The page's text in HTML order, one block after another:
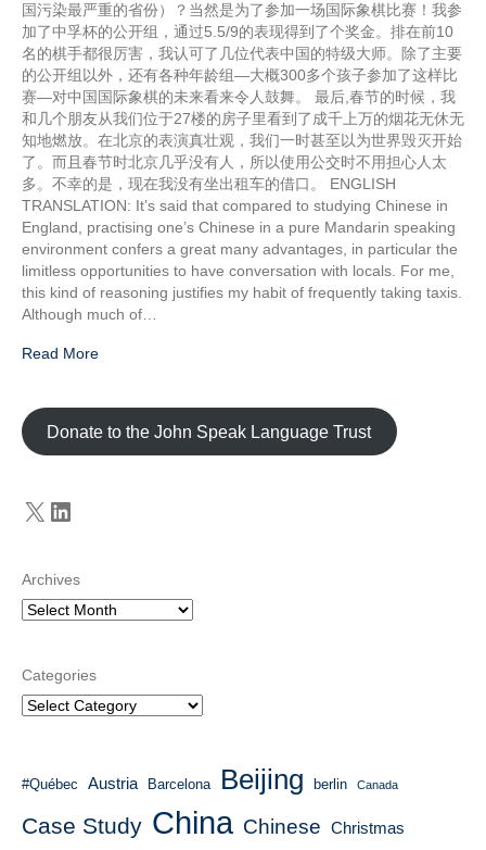
国污染最严重的省份）？当然是为了参加一场国际象棋比赛！我参
加了中孚杯的公开组，通过5.5/9的表现得到了个奖金。排在前10
名的棋手都很厉害，我认可了几位代表中国的特级大师。除了主要
的公开组以外，还有各种年龄组—大概300多个孩子参加了这样比
赛—对中国国际象棋的未来看来令人鼓舞。 最后,春节的时候，我
和几个朋友从我们位于27楼的房子里看到了成千上万的烟花无休无
知地燃放。在北京的表演真壮观，我们一时甚至以为世界毁灭开始
了。而且春节时北京几乎没有人，所以使用公交时不用担心人太
多。不幸的是，现在我没有坐出租车的借口。 ENGLISH
TRANSLATION: It’s said that compared to studying Chinese in
England, practising one’s Chinese in a pure Mandarin speaking
environment confers a great many advantages, in particular the
limitless opportunities to have conversation with locals. For me,
this kind of reasoning justifies my habit of frequently taking taxis.
Although much of…
Read More
Donate to the John Speak Language Trust
X LinkedIn
Archives
Categories
#Québec Austria Barcelona Beijing berlin Canada
Case Study China Chinese Christmas